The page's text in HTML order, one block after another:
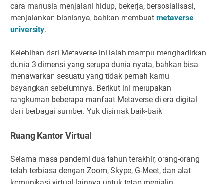
cara manusia menjalani hidup, bekerja, bersosialisasi,
menjalankan bisnisnya, bahkan membuat metaverse
university.
Kelebihan dari Metaverse ini ialah mampu menghadirkan
dunia 3 dimensi yang serupa dunia nyata, bahkan bisa
menawarkan sesuatu yang tidak pernah kamu
bayangkan sebelumnya. Berikut ini merupakan
rangkuman beberapa manfaat Metaverse di era digital
dari berbagai sumber. Yuk disimak baik-baik
Ruang Kantor Virtual
Selama masa pandemi dua tahun terakhir, orang-orang
telah terbiasa dengan Zoom, Skype, G-Meet, dan alat